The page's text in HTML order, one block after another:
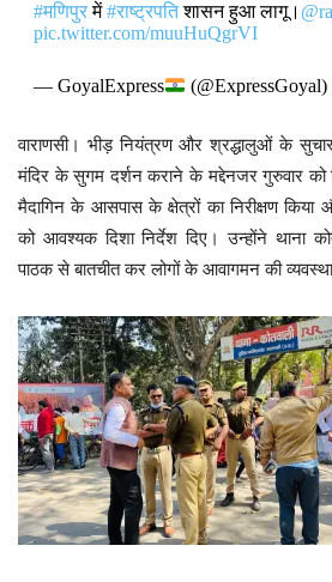
#मणिपुरमें#राष्ट्रपतिशासन हुआ लागू।
pic.twitter.com/muuHuQgrVI
— GoyalExpress (@ExpressGoyal)
वाराणसी। भीड़ नियंत्रण और श्रद्धालुओं के
मंदिर के सुगम दर्शन कराने के मद्देनजर गुरुवार को
मैदागिन के आसपास के क्षेत्रों का निरीक्षण किया
को आवश्यक दिशा निर्देश दिए। उन्होंने थाना
पाठक से बातचीत कर लोगों के आवागमन की